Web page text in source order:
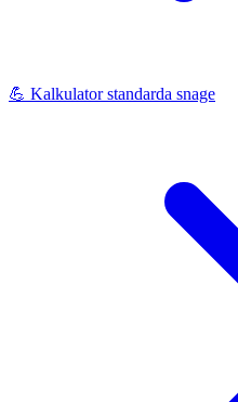
💪 Kalkulator standarda snage